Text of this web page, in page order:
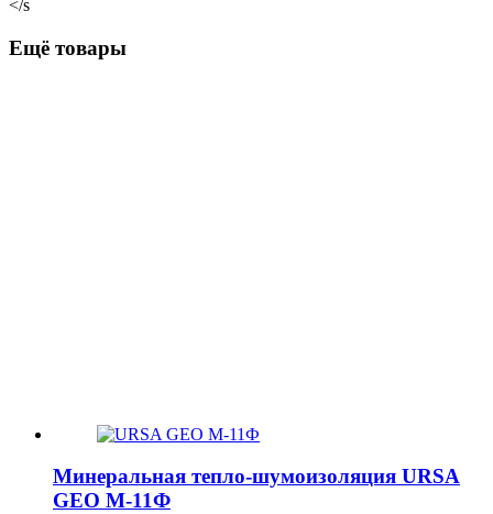
</s
Ещё товары
Минеральная тепло-шумоизоляция URSA
GEO М-11Ф